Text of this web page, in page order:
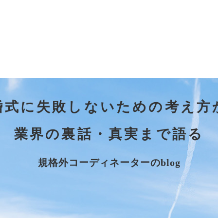
式に失敗しないための考え方
業界の裏話・真実まで語る
規格外コーディネーターのblog